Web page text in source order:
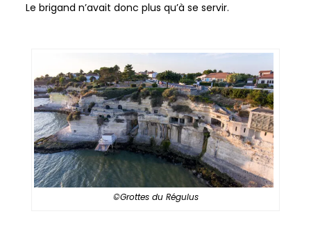
Le brigand n’avait donc plus qu’à se servir.
©Grottes du Régulus